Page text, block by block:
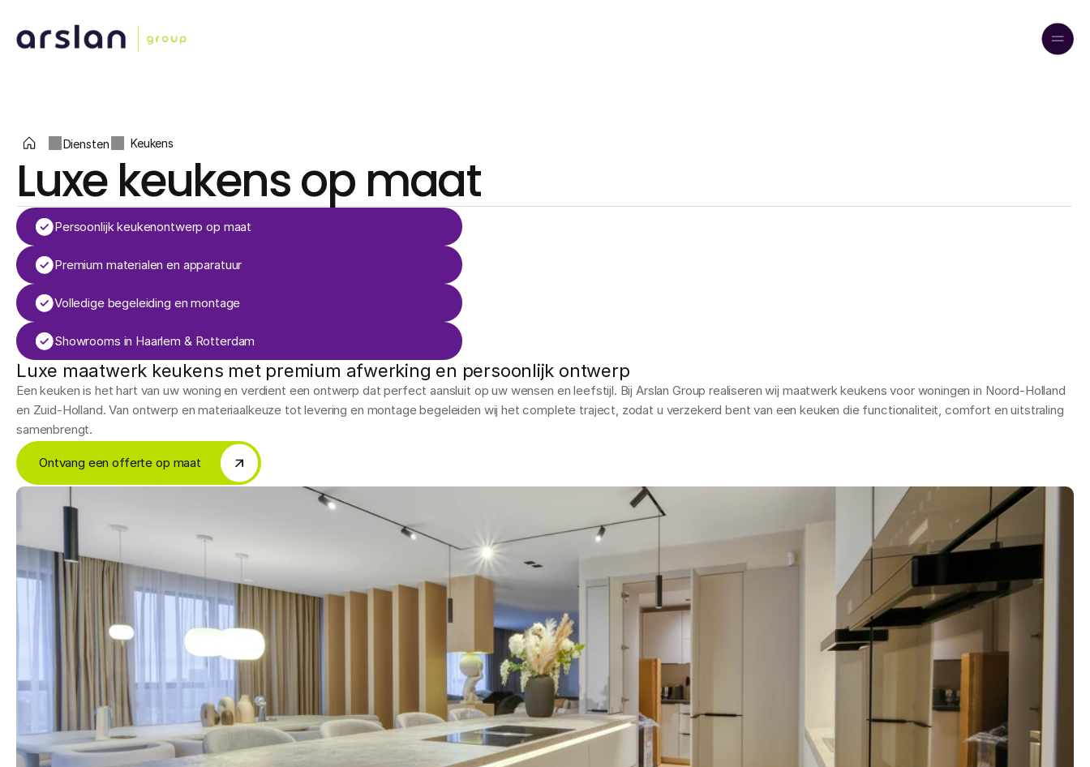
Diensten Keukens
Luxe keukens op maat
Persoonlijk keukenontwerp op maat
Premium materialen en apparatuur
Volledige begeleiding en montage
Showrooms in Haarlem & Rotterdam
Luxe maatwerk keukens met premium afwerking en persoonlijk ontwerp
Een keuken is het hart van uw woning en verdient een ontwerp dat perfect aansluit op uw wensen en leefstijl. Bij Arslan Group realiseren wij maatwerk keukens voor woningen in Noord-Holland
en Zuid-Holland. Van ontwerp en materiaalkeuze tot levering en montage begeleiden wij het complete traject, zodat u verzekerd bent van een keuken die functionaliteit, comfort en uitstraling
samenbrengt.
Ontvang een offerte op maat